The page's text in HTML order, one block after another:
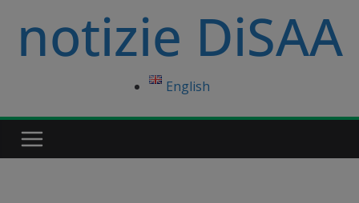
notizie DiSAA
English